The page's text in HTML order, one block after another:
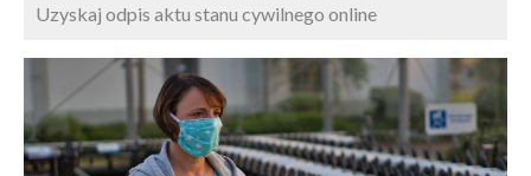
Uzyskaj odpis aktu stanu cywilnego online